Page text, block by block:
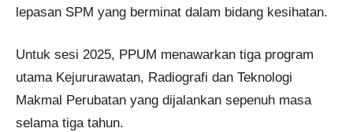
lepasan SPM yang berminat dalam bidang kesihatan.
Untuk sesi 2025, PPUM menawarkan tiga program
utama Kejururawatan, Radiografi dan Teknologi
Makmal Perubatan yang dijalankan sepenuh masa
selama tiga tahun.